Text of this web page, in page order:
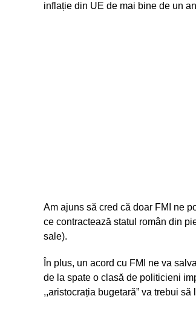
inflație din UE de mai bine de un
Am ajuns să cred că doar FMI ne
ce contractează statul român din
sale).
În plus, un acord cu FMI ne va
de la spate o clasă de politicieni
,,aristocrația bugetară” va trebui să